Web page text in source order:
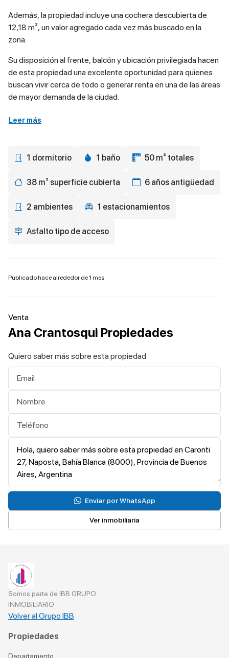
Además, la propiedad incluye una cochera descubierta de
12,18 m², un valor agregado cada vez más buscado en la
zona.
Su disposición al frente, balcón y ubicación privilegiada hacen
de esta propiedad una excelente oportunidad para quienes
buscan vivir cerca de todo o generar renta en una de las áreas
de mayor demanda de la ciudad.
Leer más
1 dormitorio 1 baño 50 m² totales
38 m² superficie cubierta 6 años antigüedad
2 ambientes 1 estacionamientos
Asfalto tipo de acceso
Publicado hace alrededor de 1 mes
Venta
Ana Crantosqui Propiedades
Quiero saber más sobre esta propiedad
Enviar por WhatsApp
Ver inmobiliaria
Somos parte de IBB GRUPO
INMOBILIARIO
Volver al Grupo IBB
Propiedades
Departamento